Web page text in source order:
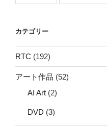
カテゴリー
RTC (192)
アート作品 (52)
AI Art (2)
DVD (3)